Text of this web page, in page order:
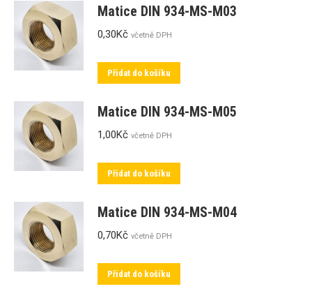
Matice DIN 934-MS-M03
0,30Kč včetně DPH
Přidat do košíku
Matice DIN 934-MS-M05
1,00Kč včetně DPH
Přidat do košíku
Matice DIN 934-MS-M04
0,70Kč včetně DPH
Přidat do košíku